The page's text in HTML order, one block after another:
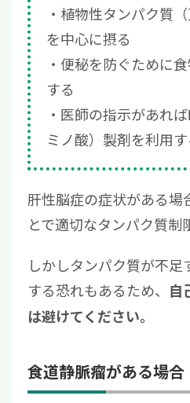
植物性タンパク質（
を中心に摂る
便秘を防ぐために
する
医師の指示があれ
ミノ酸）製剤を利用す
肝性脳症の症状がある場
とで適切なタンパク質制
しかしタンパク質が不
する恐れもあるため、 自
は避けてください。
食道静脈瘤がある場合